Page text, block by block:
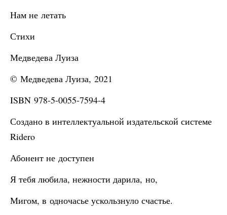
Нам не летать
Стихи
Медведева Луиза
© Медведева Луиза, 2021
ISBN 978-5-0055-7594-4
Создано в интеллектуальной издательской системе
Ridero
Абонент не доступен
Я тебя любила, нежности дарила, но,
Мигом, в одночасье ускользнуло счастье.